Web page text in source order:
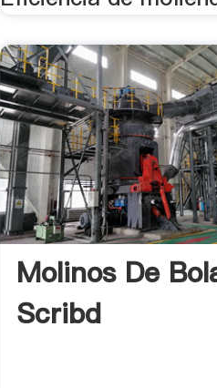
Molinos De
Scribd